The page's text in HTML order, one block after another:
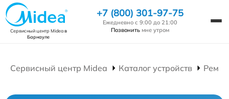
Сервисный центр Mideaв
Барнауле
+7 (800) 301-97-75
Ежедневно с 9:00 до 21:00
Позвонить мне утром
Сервисный центр Midea Каталог устройств